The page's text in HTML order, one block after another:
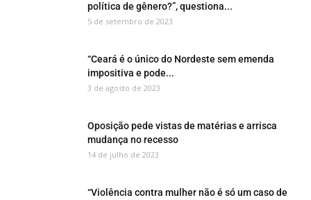
política de gênero?”, questiona...
5 de setembro de 2023
“Ceará é o único do Nordeste sem emenda
impositiva e pode...
3 de agosto de 2023
Oposição pede vistas de matérias e arrisca
mudança no recesso
14 de julho de 2023
“Violência contra mulher não é só um caso de